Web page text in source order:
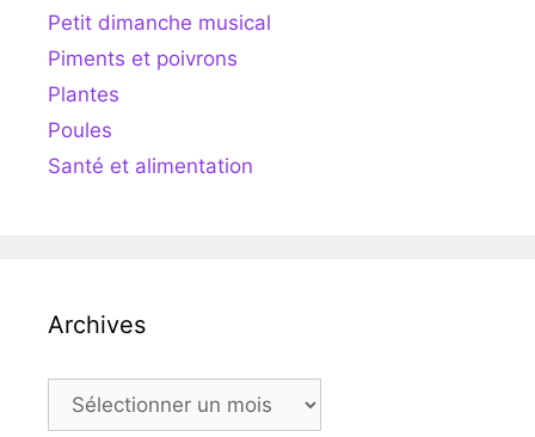
Petit dimanche musical
Piments et poivrons
Plantes
Poules
Santé et alimentation
Archives
Archives